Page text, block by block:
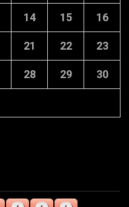
14 15 16
21 22 23
28 29 30